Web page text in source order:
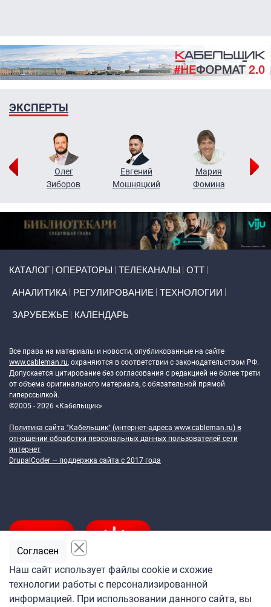
ЭКСПЕРТЫ
Олег
Зиборов
Евгений
Мошняцкий
Мария
Фомина
КАТАЛОГ ОПЕРАТОРЫ ТЕЛЕКАНАЛЫ ОТТ
АНАЛИТИКА РЕГУЛИРОВАНИЕ ТЕХНОЛОГИИ
ЗАРУБЕЖЬЕ КАЛЕНДАРЬ
Все права на материалы и новости, опубликованные на сайте
www.cableman.ru, охраняются в соответствии с законодательством РФ.
Допускается цитирование без согласования с редакцией не более трети
от объема оригинального материала, с обязательной прямой
гиперссылкой.
©2005 - 2026 «Кабельщик»
Политика сайта "Кабельщик" (интернет-адреса www.cableman.ru) в
отношении обработки персональных данных пользователей сети
интернет
DrupalCoder — поддержка сайта c 2017 года
Подпишитесь
Наш сайт использует файлы cookie и схожие
технологии работы с персонализированной
информацией. При использовании данного сайта, вы
Согласен